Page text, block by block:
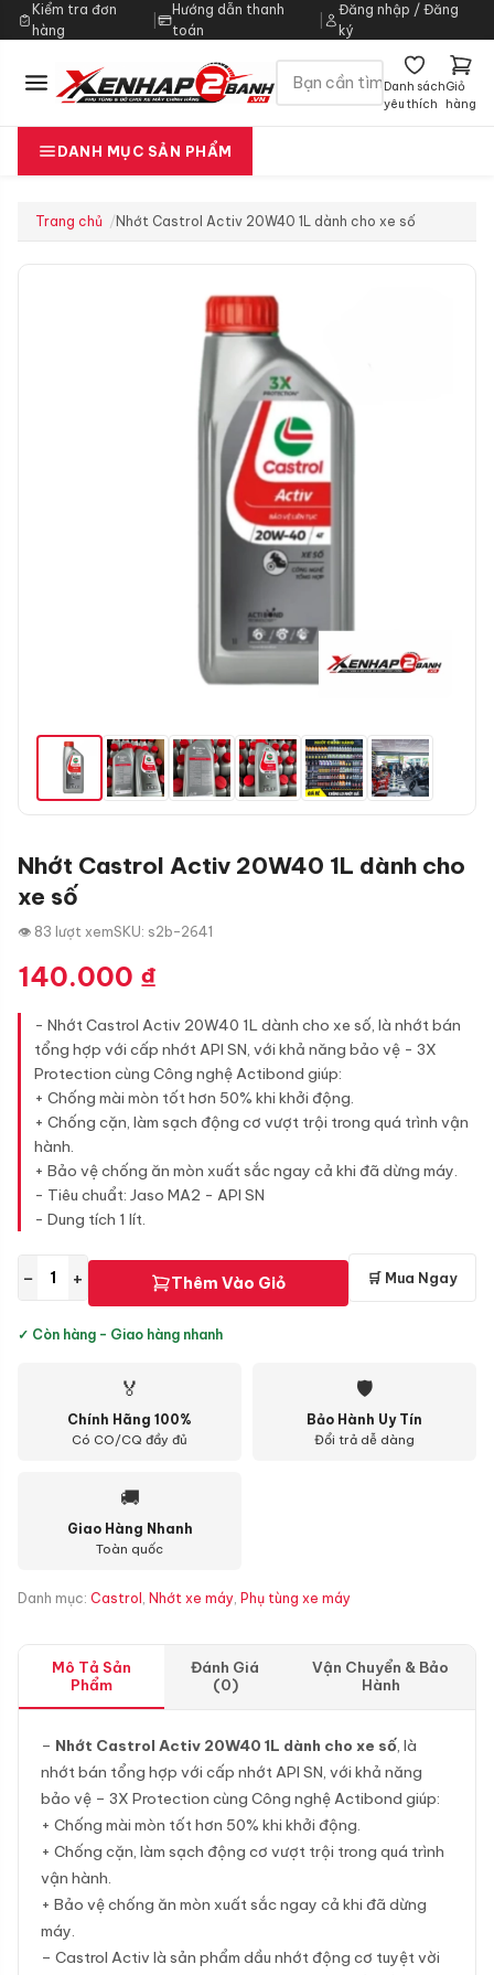
Kiểm tra đơn
hàng
|
Hướng dẫn thanh
toán
Đăng nhập / Đăng
ký
Danh sách
yêu thích
Giỏ
hàng
DANH MỤC SẢN PHẨM
Trang chủ Nhớt Castrol Activ 20W40 1L dành cho xe số
Nhớt Castrol Activ 20W40 1L dành cho
xe số
👁 83 lượt xemSKU: s2b-2641
140.000 ₫
- Nhớt Castrol Activ 20W40 1L dành cho xe số, là nhớt bán
tổng hợp với cấp nhớt API SN, với khả năng bảo vệ - 3X
Protection cùng Công nghệ Actibond giúp:
+ Chống mài mòn tốt hơn 50% khi khởi động.
+ Chống cặn, làm sạch động cơ vượt trội trong quá trình vận
hành.
+ Bảo vệ chống ăn mòn xuất sắc ngay cả khi đã dừng máy.
- Tiêu chuẩt: Jaso MA2 - API SN
- Dung tích 1 lít.
− + Thêm Vào Giỏ 🛒 Mua Ngay
✓ Còn hàng - Giao hàng nhanh
🏅
Chính Hãng 100%
Có CO/CQ đầy đủ
🛡
Bảo Hành Uy Tín
Đổi trả dễ dàng
🚚
Giao Hàng Nhanh
Toàn quốc
Danh mục: Castrol , Nhớt xe máy, Phụ tùng xe máy
Mô Tả Sản
Phẩm
Đánh Giá
(0)
Vận Chuyển & Bảo
Hành
– Nhớt Castrol Activ 20W40 1L dành cho xe số, là
nhớt bán tổng hợp với cấp nhớt API SN, với khả năng
bảo vệ – 3X Protection cùng Công nghệ Actibond giúp:
+ Chống mài mòn tốt hơn 50% khi khởi động.
+ Chống cặn, làm sạch động cơ vượt trội trong quá trình
vận hành.
+ Bảo vệ chống ăn mòn xuất sắc ngay cả khi đã dừng
máy.
– Castrol Activ là sản phẩm dầu nhớt động cơ tuyệt vời